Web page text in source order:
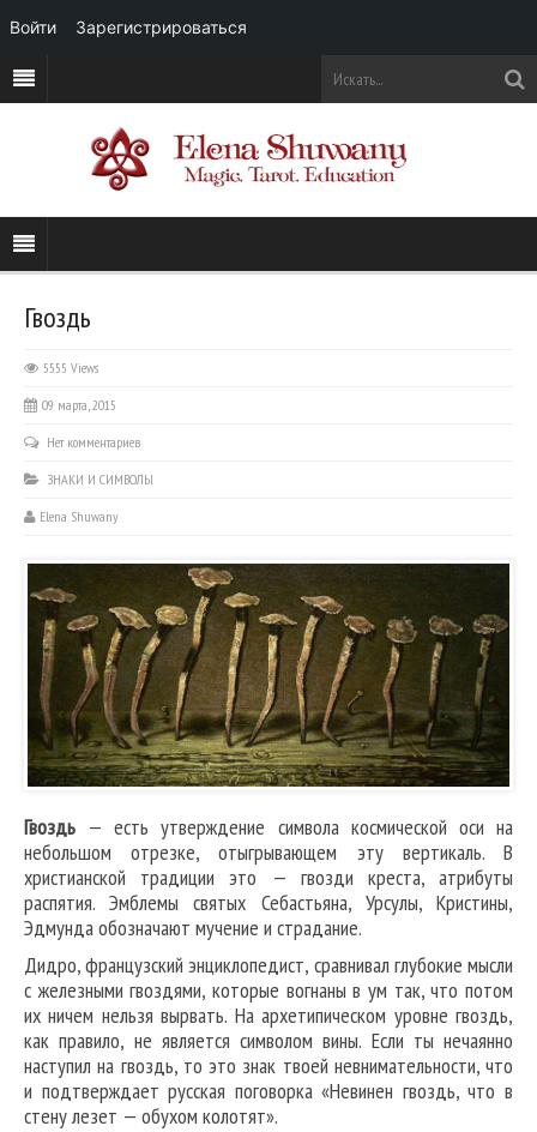
Гвоздь
5555 Views
09 марта, 2015
Нет комментариев
ЗНАКИ И СИМВОЛЫ
Elena Shuwany
Гвоздь — есть утверждение символа космической оси на
небольшом отрезке, отыгрывающем эту вертикаль. В
христианской традиции это — гвозди креста, атрибуты
распятия. Эмблемы святых Себастьяна, Урсулы, Кристины,
Эдмунда обозначают мучение и страдание.
Дидро, французский энциклопедист, сравнивал глубокие мысли
с железными гвоздями, которые вогнаны в ум так, что потом
их ничем нельзя вырвать. На архетипическом уровне гвоздь,
как правило, не является символом вины. Если ты нечаянно
наступил на гвоздь, то это знак твоей невнимательности, что
и подтверждает русская поговорка «Невинен гвоздь, что в
стену лезет — обухом колотят».
Войти Зарегистрироваться